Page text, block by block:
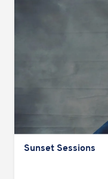
Sunset Sessi­ons